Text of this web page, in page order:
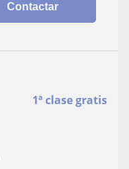
Contactar
1ª clase gratis